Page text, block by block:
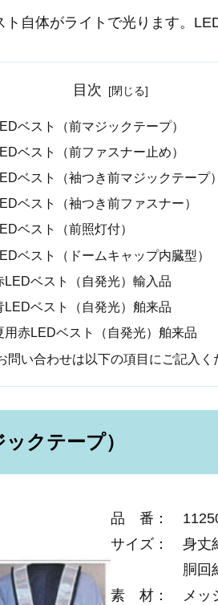
自体がライトで光ります。
目次
ベスト（前マジックテープ）
ベスト（前ファスナー止め）
ベスト（袖つき前マジックテープ）
ベスト（袖つき前ファスナー）
ベスト（前照灯付）
ベスト（ドームキャップ内臓型）
ベスト（自発光）輸入品
ベスト（自発光）舶来品
赤LEDベスト（自発光）舶来品
問い合わせは以下の項目にご記入く
クテープ）
品 番：
サイズ： 身丈
胴回約80
素 材： メッシ